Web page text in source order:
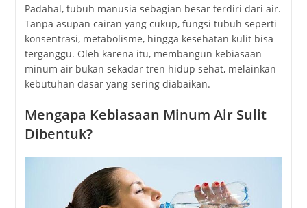
Padahal, tubuh manusia sebagian besar terdiri dari air.
Tanpa asupan cairan yang cukup, fungsi tubuh seperti
konsentrasi, metabolisme, hingga kesehatan kulit bisa
terganggu. Oleh karena itu, membangun kebiasaan
minum air bukan sekadar tren hidup sehat, melainkan
kebutuhan dasar yang sering diabaikan.
Mengapa Kebiasaan Minum Air Sulit
Dibentuk?